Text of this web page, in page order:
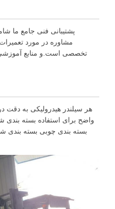
پشتیبانی فنی جامع ما شامل
مشاوره در مورد تعمیرات و
تخصصی است.و منابع آموزشی برای
هر سیلندر هیدرولیکی به دقت در
واضح برای استفاده بسته بندی شده
بسته بندی چوبی بسته بندی شده